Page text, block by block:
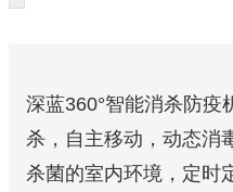
深蓝360°智能消杀防疫
杀，自主移动，动态消
杀菌的室内环境，定时